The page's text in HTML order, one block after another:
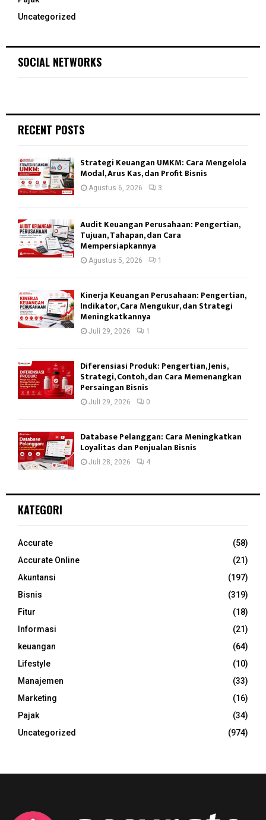
Uncategorized
SOCIAL NETWORKS
RECENT POSTS
Strategi Keuangan UMKM: Cara Mengelola
Modal, Arus Kas, dan Profit Bisnis
Agustus 6, 2026 3
Audit Keuangan Perusahaan: Pengertian,
Tujuan, Tahapan, dan Cara
Mempersiapkannya
Agustus 5, 2026 1
Kinerja Keuangan Perusahaan: Pengertian,
Indikator, Cara Mengukur, dan Strategi
Meningkatkannya
Juli 29, 2026 1
Diferensiasi Produk: Pengertian, Jenis,
Strategi, Contoh, dan Cara Memenangkan
Persaingan Bisnis
Juli 29, 2026 0
Database Pelanggan: Cara Meningkatkan
Loyalitas dan Penjualan Bisnis
Juli 28, 2026 4
KATEGORI
Accurate
(58)
Accurate Online
(21)
Akuntansi
(197)
Bisnis
(319)
Fitur
(18)
Informasi
(21)
keuangan
(64)
Lifestyle
(10)
Manajemen
(33)
Marketing
(16)
Pajak
(34)
Uncategorized
(974)